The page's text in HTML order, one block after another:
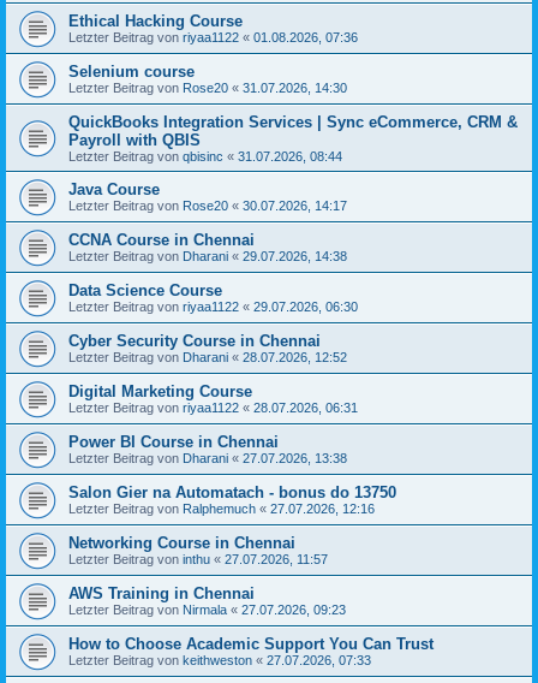
Ethical Hacking Course
Letzter Beitrag von riyaa1122 « 01.08.2026, 07:36
Selenium course
Letzter Beitrag von Rose20 « 31.07.2026, 14:30
QuickBooks Integration Services | Sync eCommerce, CRM &
Payroll with QBIS
Letzter Beitrag von qbisinc « 31.07.2026, 08:44
Java Course
Letzter Beitrag von Rose20 « 30.07.2026, 14:17
CCNA Course in Chennai
Letzter Beitrag von Dharani « 29.07.2026, 14:38
Data Science Course
Letzter Beitrag von riyaa1122 « 29.07.2026, 06:30
Cyber Security Course in Chennai
Letzter Beitrag von Dharani « 28.07.2026, 12:52
Digital Marketing Course
Letzter Beitrag von riyaa1122 « 28.07.2026, 06:31
Power BI Course in Chennai
Letzter Beitrag von Dharani « 27.07.2026, 13:38
Salon Gier na Automatach - bonus do 13750
Letzter Beitrag von Ralphemuch « 27.07.2026, 12:16
Networking Course in Chennai
Letzter Beitrag von inthu « 27.07.2026, 11:57
AWS Training in Chennai
Letzter Beitrag von Nirmala « 27.07.2026, 09:23
How to Choose Academic Support You Can Trust
Letzter Beitrag von keithweston « 27.07.2026, 07:33